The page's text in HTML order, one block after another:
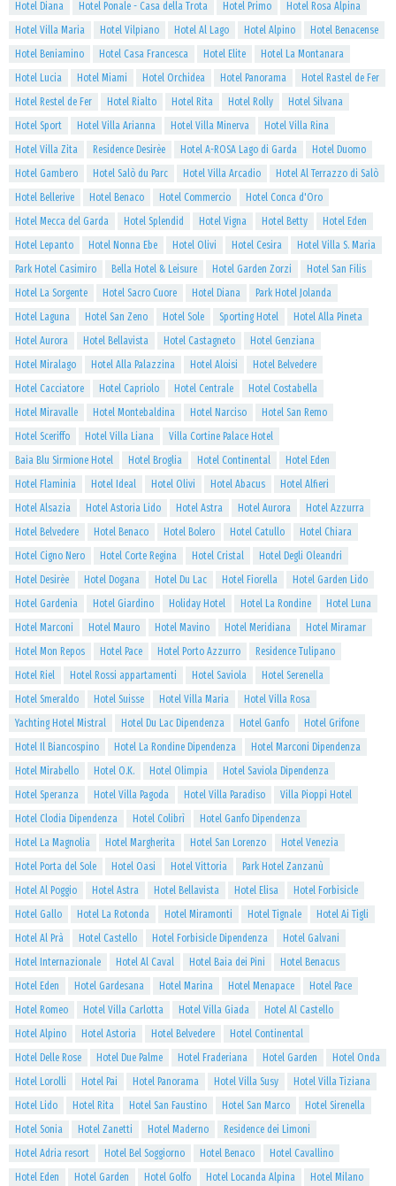
Hotel Diana Hotel Ponale - Casa della Trota Hotel Primo
Hotel Rosa Alpina
Hotel Villa Maria
Hotel Vilpiano Hotel Al Lago Hotel Alpino
Hotel Benacense
Hotel Beniamino
Hotel Casa Francesca Hotel Elite
Hotel La Montanara
Hotel Lucia
Hotel Miami Hotel Orchidea Hotel Panorama
Hotel Rastel de Fer
Hotel Restel de Fer
Hotel Rialto Hotel Rita Hotel Rolly
Hotel Silvana
Hotel Sport
Hotel Villa Arianna Hotel Villa Minerva
Hotel Villa Rina
Hotel Villa Zita
Residence Desirèe Hotel A-ROSA Lago di Garda
Hotel Duomo
Hotel Gambero
Hotel Salò du Parc Hotel Villa Arcadio
Hotel Al Terrazzo di Salò
Hotel Bellerive
Hotel Benaco Hotel Commercio
Hotel Conca d'Oro
Hotel Mecca del Garda
Hotel Splendid Hotel Vigna Hotel Betty
Hotel Eden
Hotel Lepanto
Hotel Nonna Ebe Hotel Olivi Hotel Cesira
Hotel Villa S. Maria
Park Hotel Casimiro
Bella Hotel & Leisure Hotel Garden Zorzi
Hotel San Filis
Hotel La Sorgente
Hotel Sacro Cuore Hotel Diana
Park Hotel Jolanda
Hotel Laguna
Hotel San Zeno Hotel Sole Sporting Hotel
Hotel Alla Pineta
Hotel Aurora
Hotel Bellavista Hotel Castagneto
Hotel Genziana
Hotel Miralago
Hotel Alla Palazzina Hotel Aloisi
Hotel Belvedere
Hotel Cacciatore
Hotel Capriolo Hotel Centrale
Hotel Costabella
Hotel Miravalle
Hotel Montebaldina Hotel Narciso
Hotel San Remo
Hotel Sceriffo
Hotel Villa Liana
Villa Cortine Palace Hotel
Baia Blu Sirmione Hotel
Hotel Broglia Hotel Continental
Hotel Eden
Hotel Flaminia
Hotel Ideal Hotel Olivi Hotel Abacus
Hotel Alfieri
Hotel Alsazia
Hotel Astoria Lido Hotel Astra Hotel Aurora
Hotel Azzurra
Hotel Belvedere
Hotel Benaco Hotel Bolero Hotel Catullo
Hotel Chiara
Hotel Cigno Nero
Hotel Corte Regina Hotel Cristal
Hotel Degli Oleandri
Hotel Desirèe
Hotel Dogana Hotel Du Lac Hotel Fiorella
Hotel Garden Lido
Hotel Gardenia
Hotel Giardino Holiday Hotel Hotel La Rondine
Hotel Luna
Hotel Marconi
Hotel Mauro Hotel Mavino Hotel Meridiana
Hotel Miramar
Hotel Mon Repos
Hotel Pace Hotel Porto Azzurro
Residence Tulipano
Hotel Riel
Hotel Rossi appartamenti Hotel Saviola
Hotel Serenella
Hotel Smeraldo
Hotel Suisse Hotel Villa Maria
Hotel Villa Rosa
Yachting Hotel Mistral
Hotel Du Lac Dipendenza Hotel Ganfo
Hotel Grifone
Hotel Il Biancospino
Hotel La Rondine Dipendenza
Hotel Marconi Dipendenza
Hotel Mirabello
Hotel O.K. Hotel Olimpia
Hotel Saviola Dipendenza
Hotel Speranza
Hotel Villa Pagoda Hotel Villa Paradiso
Villa Pioppi Hotel
Hotel Clodia Dipendenza
Hotel Colibrì
Hotel Ganfo Dipendenza
Hotel La Magnolia
Hotel Margherita Hotel San Lorenzo
Hotel Venezia
Hotel Porta del Sole
Hotel Oasi Hotel Vittoria
Park Hotel Zanzanù
Hotel Al Poggio
Hotel Astra Hotel Bellavista Hotel Elisa
Hotel Forbisicle
Hotel Gallo
Hotel La Rotonda Hotel Miramonti Hotel Tignale
Hotel Ai Tigli
Hotel Al Prà
Hotel Castello Hotel Forbisicle Dipendenza
Hotel Galvani
Hotel Internazionale
Hotel Al Caval Hotel Baia dei Pini
Hotel Benacus
Hotel Eden
Hotel Gardesana Hotel Marina Hotel Menapace
Hotel Pace
Hotel Romeo
Hotel Villa Carlotta Hotel Villa Giada
Hotel Al Castello
Hotel Alpino
Hotel Astoria Hotel Belvedere
Hotel Continental
Hotel Delle Rose
Hotel Due Palme Hotel Fraderiana Hotel Garden
Hotel Onda
Hotel Lorolli
Hotel Pai Hotel Panorama Hotel Villa Susy
Hotel Villa Tiziana
Hotel Lido
Hotel Rita Hotel San Faustino Hotel San Marco
Hotel Sirenella
Hotel Sonia
Hotel Zanetti Hotel Maderno
Residence dei Limoni
Hotel Adria resort
Hotel Bel Soggiorno Hotel Benaco
Hotel Cavallino
Hotel Eden
Hotel Garden Hotel Golfo Hotel Locanda Alpina
Hotel Milano